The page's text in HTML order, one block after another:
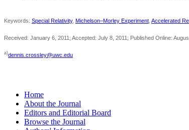
Keywords: Special Relativity, Michelson–Morley Experiment, Accelerated
Received: January 6, 2011; Accepted: July 8, 2011; Published Online:
a)dennis.crossley@uwc.edu
Home
About the Journal
Editors and Editorial Board
Browse the Journal